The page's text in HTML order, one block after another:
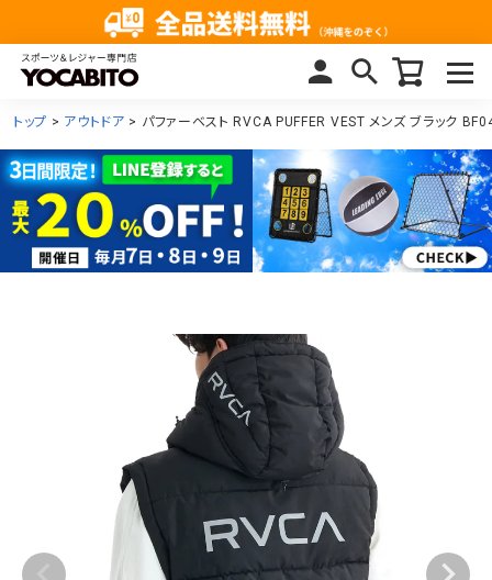
トップ アウトドア パファーベスト RVCA PUFFER VEST メンズ ブラック